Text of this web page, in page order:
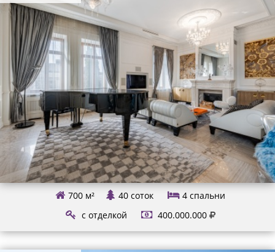
700 м² 40 соток 4 спальни
с отделкой
400.000.000